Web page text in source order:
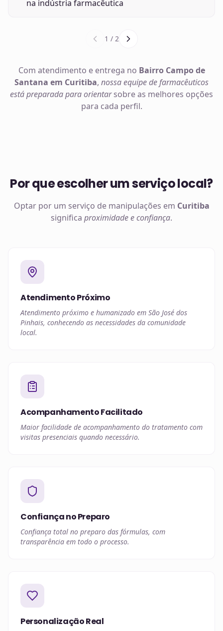
na indústria farmacêutica
1 / 2
Com atendimento e entrega no Bairro Campo de
Santana em Curitiba, nossa equipe de farmacêuticos
está preparada para orientarsobre as melhores opções
para cada perfil.
Por que escolher um serviço local?
Optar por um serviço de manipulações em Curitiba
significa proximidade e confiança.
Atendimento Próximo
Atendimento próximo e humanizado em São José dos
Pinhais, conhecendo as necessidades da comunidade
local.
Acompanhamento Facilitado
Maior facilidade de acompanhamento do tratamento com
visitas presenciais quando necessário.
Confiança no Preparo
Confiança total no preparo das fórmulas, com
transparência em todo o processo.
Personalização Real